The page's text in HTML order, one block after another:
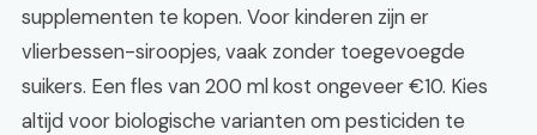
supplementen te kopen. Voor kinderen zijn er
vlierbessen-siroopjes, vaak zonder toegevoegde
suikers. Een fles van 200 ml kost ongeveer €10. Kies
altijd voor biologische varianten om pesticiden te